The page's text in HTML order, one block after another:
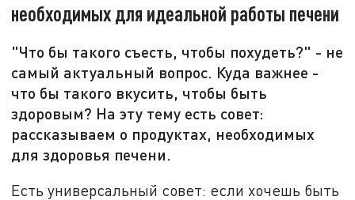
необходимых для идеальной работы печени
"Что бы такого съесть, чтобы похудеть?" - не
самый актуальный вопрос. Куда важнее -
что бы такого вкусить, чтобы быть
здоровым? На эту тему есть совет:
рассказываем о продуктах, необходимых
для здоровья печени.
Есть универсальный совет: если хочешь быть